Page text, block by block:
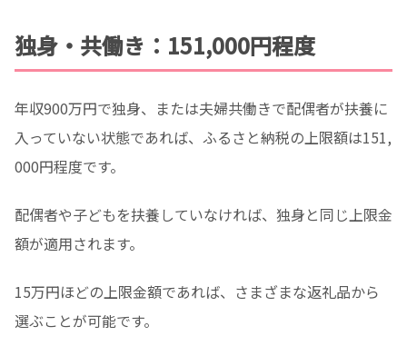
独身・共働き：151,000円程度
年収900万円で独身、または夫婦共働きで配偶者が扶養に
入っていない状態であれば、ふるさと納税の上限額は151,
000円程度です。
配偶者や子どもを扶養していなければ、独身と同じ上限金
額が適用されます。
15万円ほどの上限金額であれば、さまざまな返礼品から
選ぶことが可能です。